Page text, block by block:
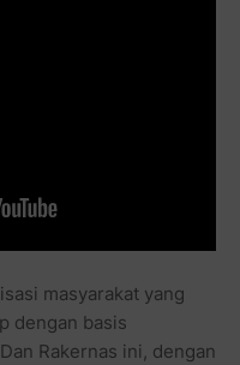
masyarakat yang
dengan basis
Rakernas ini, dengan